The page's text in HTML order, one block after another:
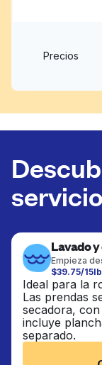
Precios
Lavado
Empieza
$39.75/
Ideal para la
Las prendas
secadora, con
incluye
separado.